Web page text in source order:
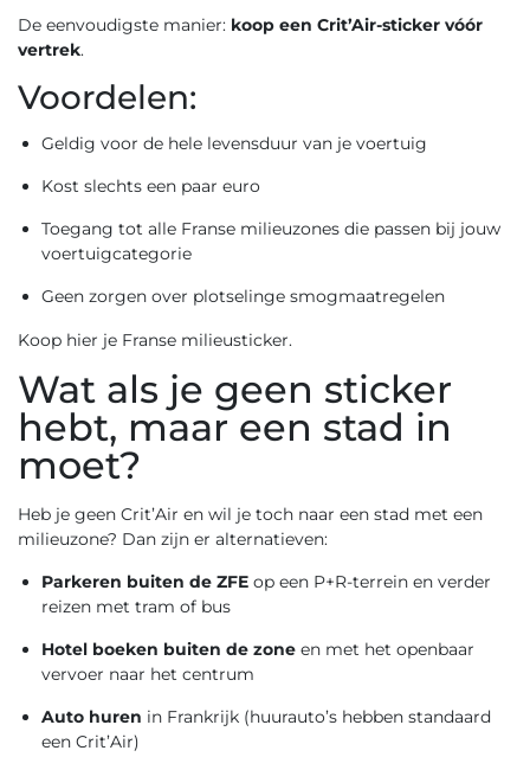
De eenvoudigste manier: koop een Crit’Air-sticker vóór
vertrek.
Voordelen:
Geldig voor de hele levensduur van je voertuig
Kost slechts een paar euro
Toegang tot alle Franse milieuzones die passen bij jouw
voertuigcategorie
Geen zorgen over plotselinge smogmaatregelen
Koop hier je Franse milieusticker.
Wat als je geen sticker
hebt, maar een stad in
moet?
Heb je geen Crit’Air en wil je toch naar een stad met een
milieuzone? Dan zijn er alternatieven:
Parkeren buiten de ZFE op een P+R-terrein en verder
reizen met tram of bus
Hotel boeken buiten de zone en met het openbaar
vervoer naar het centrum
Auto huren in Frankrijk (huurauto’s hebben standaard
een Crit’Air)